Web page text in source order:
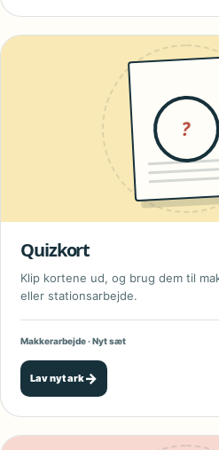
?
Quizkort
Klip kortene ud, og brug dem til
eller stationsarbejde.
Makkerarbejde · Nyt sæt
Lav nyt ark→